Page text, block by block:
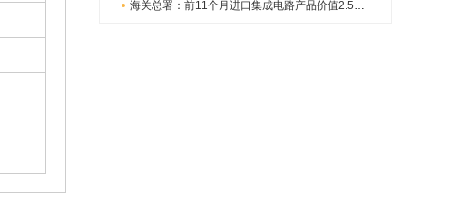
海关总署：前11个月进口集成电路产品价值2.52万亿元 增长14.8%